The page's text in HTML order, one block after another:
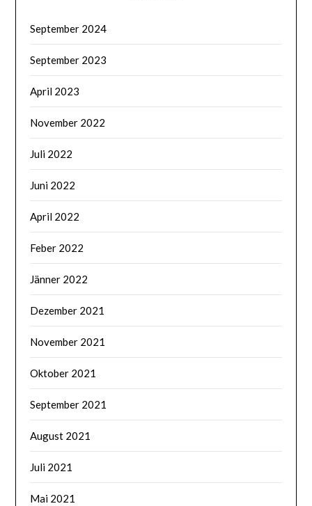
September 2024
September 2023
April 2023
November 2022
Juli 2022
Juni 2022
April 2022
Feber 2022
Jänner 2022
Dezember 2021
November 2021
Oktober 2021
September 2021
August 2021
Juli 2021
Mai 2021